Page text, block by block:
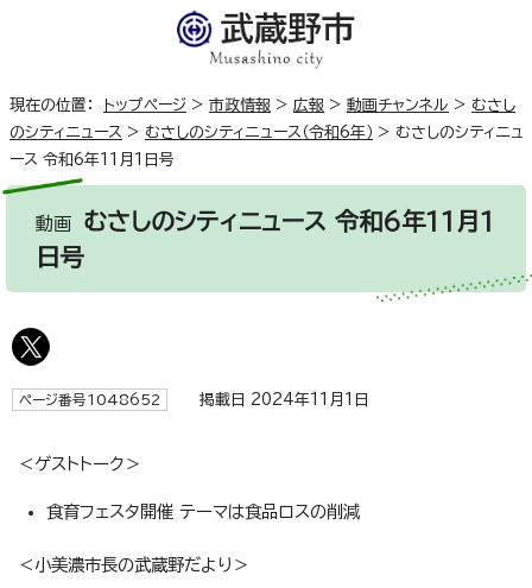
現在の位置： トップページ > 市政情報 > 広報 > 動画チャンネル > むさし
のシティニュース > むさしのシティニュース（令和6年） > むさしのシティニュ
ース 令和6年11月1日号
動画 むさしのシティニュース 令和6年11月1
日号
ページ番号1048652 掲載日 2024年11月1日
＜ゲストトーク＞
食育フェスタ開催 テーマは食品ロスの削減
＜小美濃市長の武蔵野だより＞